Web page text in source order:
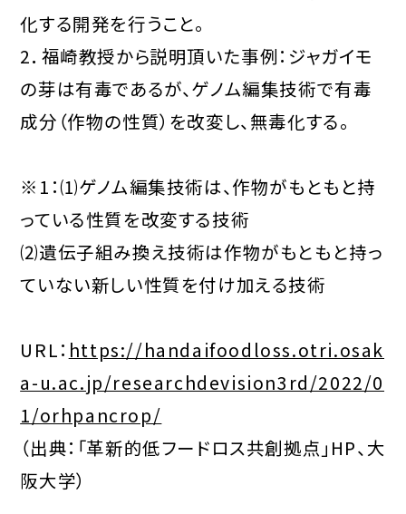
化する開発を行うこと。
2．福崎教授から説明頂いた事例：ジャガイモ
の芽は有毒であるが、ゲノム編集技術で有毒
成分（作物の性質）を改変し、無毒化する。
※1：⑴ゲノム編集技術は、作物がもともと持
っている性質を改変する技術
⑵遺伝子組み換え技術は作物がもともと持っ
ていない新しい性質を付け加える技術
URL： https://handaifoodloss.otri.osak
a-u.ac.jp/researchdevision3rd/2022/0
1/orhpancrop/
（出典：「革新的低フードロス共創拠点」HP、大
阪大学）